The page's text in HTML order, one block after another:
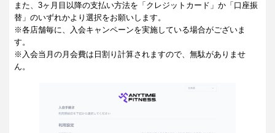
また、3ヶ月目以降の支払い方法を「クレジットカード」か「口座振
替」のいずれかより選択をお願いします。
※各店舗毎に、入会キャンペーンを実施している場合がございま
す。
※入会当月の月会費は日割り計算されますので、無駄がありませ
ん。